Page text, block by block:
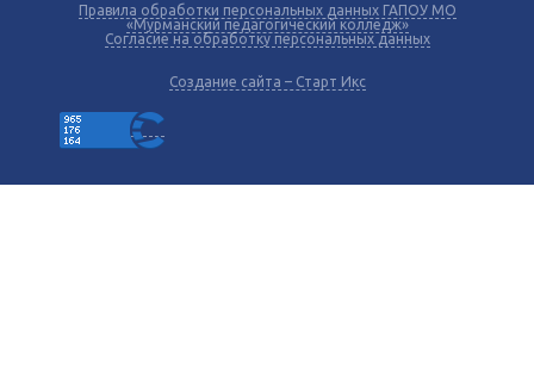
Правила обработки персональных данных ГАПОУ МО
«Мурманский педагогический колледж»
Согласие на обработку персональных данных
Создание сайта – Старт Икс